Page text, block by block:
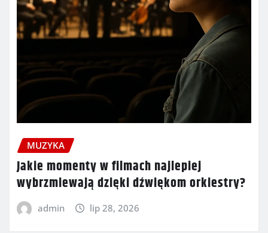
MUZYKA
Jakie momenty w filmach najlepiej
wybrzmiewają dzięki dźwiękom orkiestry?
admin lip 28, 2026